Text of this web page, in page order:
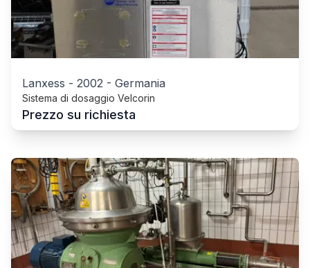
Lanxess - 2002 - Germania
Sistema di dosaggio Velcorin
Prezzo su richiesta